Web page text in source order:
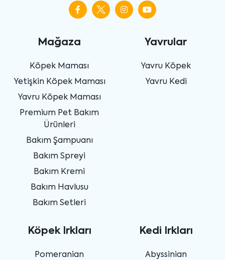
Mağaza
Köpek Maması
Yetişkin Köpek Maması
Yavru Köpek Maması
Premium Pet Bakım
Ürünleri
Bakım Şampuanı
Bakım Spreyi
Bakım Kremi
Bakım Havlusu
Bakım Setleri
Yavrular
Yavru Köpek
Yavru Kedi
Köpek Irkları
Pomeranian
Kedi Irkları
Abyssinian